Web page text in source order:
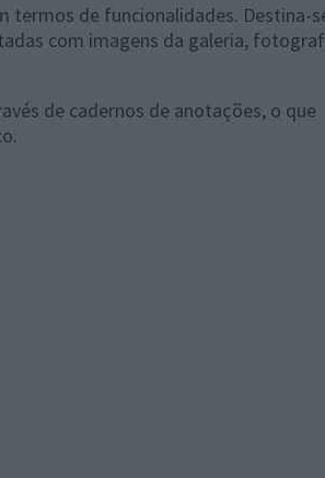
termos de funcionalidades. Destina-
com imagens da galeria,
de cadernos de anotações, o que